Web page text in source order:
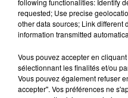
6 août 2026
Metz : une distribution de
5 août 2026
Casting de Woof : l'Euro-
4 août 2026
Officiel : Gauthier Hein quitte le
4 août 2026
following functionalities: Identify
requested; Use precise
other data sources; Link different
information transmitted
Vous pouvez accepter en
sélectionnant les finalités et/ou
Vous pouvez également refuser
accepter". Vos préférences ne